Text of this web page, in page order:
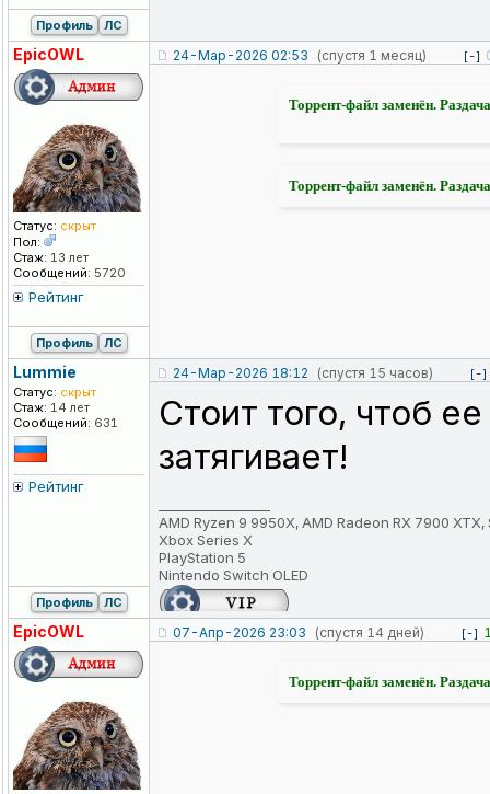
Профиль ЛС
EpicOWL
Статус: скрыт
Пол:
Стаж: 13 лет
Сообщений: 5720
Рейтинг
24-Мар-2026 02:53 (спустя 1 месяц) [-]
Торрент-файл заменён.
Торрент-файл заменён.
Профиль ЛС
Lummie
Статус: скрыт
Стаж: 14 лет
Сообщений: 631
Рейтинг
24-Мар-2026 18:12 (спустя 15 часов) [-]
Стоит того, чтоб
затягивает!
AMD Ryzen 9 9950X, AMD Radeon RX 7900
Xbox Series X
PlayStation 5
Nintendo Switch OLED
Профиль ЛС
EpicOWL 07-Апр-2026 23:03 (спустя 14 дней) [-]
Торрент-файл заменён.